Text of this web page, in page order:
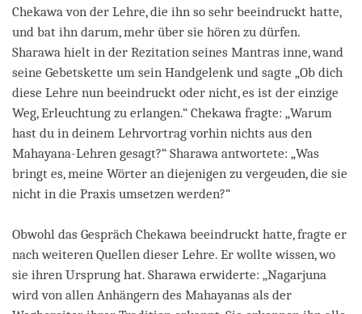
Chekawa von der Lehre, die ihn so sehr beeindruckt hatte,
und bat ihn darum, mehr über sie hören zu dürfen.
Sharawa hielt in der Rezitation seines Mantras inne, wand
seine Gebetskette um sein Handgelenk und sagte „Ob dich
diese Lehre nun beeindruckt oder nicht, es ist der einzige
Weg, Erleuchtung zu erlangen.“ Chekawa fragte: „Warum
hast du in deinem Lehrvortrag vorhin nichts aus den
Mahayana-Lehren gesagt?“ Sharawa antwortete: „Was
bringt es, meine Wörter an diejenigen zu vergeuden, die sie
nicht in die Praxis umsetzen werden?“
Obwohl das Gespräch Chekawa beeindruckt hatte, fragte er
nach weiteren Quellen dieser Lehre. Er wollte wissen, wo
sie ihren Ursprung hat. Sharawa erwiderte: „Nagarjuna
wird von allen Anhängern des Mahayanas als der